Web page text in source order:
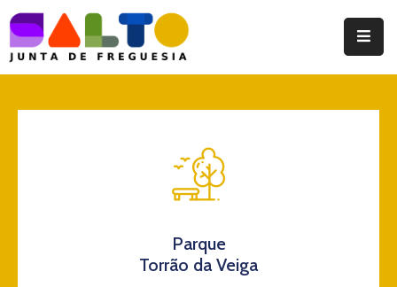
Instituição
Parque
Torrão da Veiga